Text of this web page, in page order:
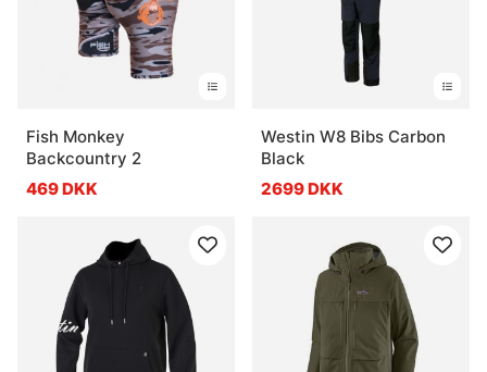
Fish Monkey
Backcountry 2
469 DKK
Westin W8 Bibs Carbon
Black
2699 DKK